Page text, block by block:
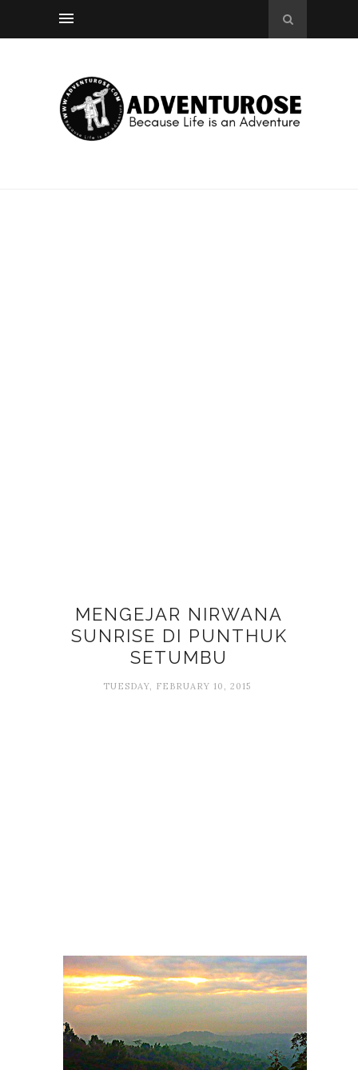
MENGEJAR NIRWANA
SUNRISE DI PUNTHUK
SETUMBU
TUESDAY, FEBRUARY 10, 2015